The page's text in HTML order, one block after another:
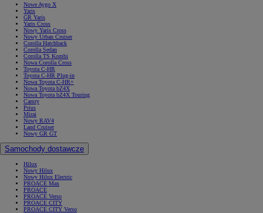
Nowe Aygo X
Yaris
GR Yaris
Yaris Cross
Nowy Yaris Cross
Nowy Urban Cruiser
Corolla Hatchback
Corolla Sedan
Corolla TS Kombi
Nowa Corolla Cross
Toyota C-HR
Toyota C-HR Plug-in
Nowa Toyota C-HR+
Nowa Toyota bZ4X
Nowa Toyota bZ4X Touring
Camry
Prius
Mirai
Nowy RAV4
Land Cruiser
Nowy GR GT
Samochody dostawcze
Hilux
Nowy Hilux
Nowy Hilux Electric
PROACE Max
PROACE
PROACE Verso
PROACE CITY
PROACE CITY Verso